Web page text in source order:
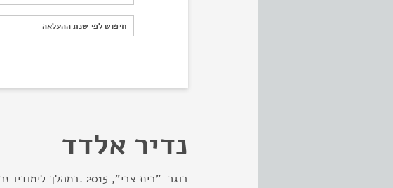
חיפוש לפי שנת ההעלאה
חיפוש לפי שנת ההעלאה
נדיר אלדד
בוגר "בית צבי", 2015 .במהלך לימודיו זכה במלגות שונות.